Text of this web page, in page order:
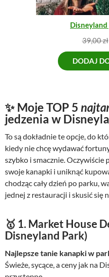
39,00zł
DODAJ
✨ Moje TOP 5
jedzenia w
To są dokładnie te opcje, do
kiedy nie chcę wydawać
szybko i smacznie. Oczywiście
swoje kanapki i uniknąć
chodząc cały dzień po parku,
jednej z restauracji i skusić się
🥇 1. Market House
Disneyland Park)
Najlepsze tanie kanapki w
Świeże, sycące, a ceny jak na